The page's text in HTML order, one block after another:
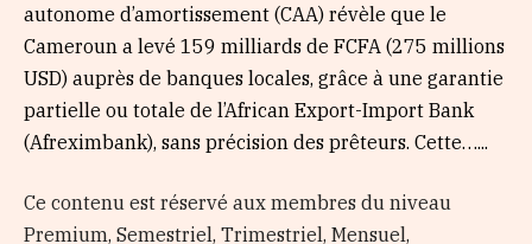
autonome d’amortissement (CAA) révèle que le
Cameroun a levé 159 milliards de FCFA (275 millions
USD) auprès de banques locales, grâce à une garantie
partielle ou totale de l’African Export-Import Bank
(Afreximbank), sans précision des prêteurs. Cette…...
Ce contenu est réservé aux membres du niveau
Premium, Semestriel, Trimestriel, Mensuel,